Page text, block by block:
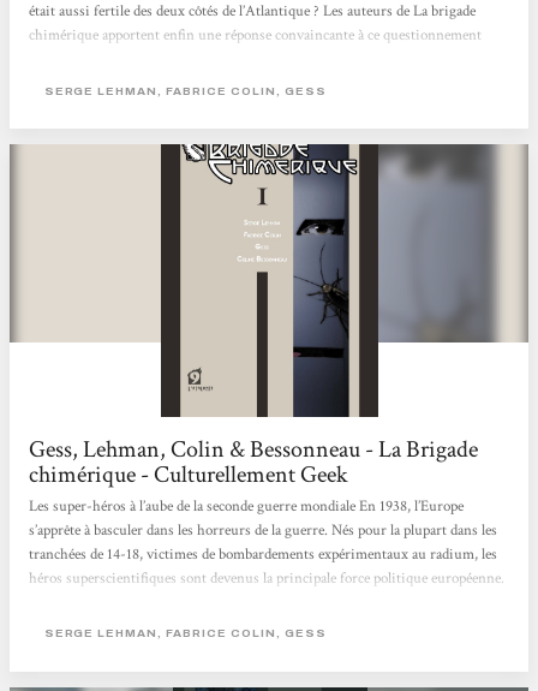
était aussi fertile des deux côtés de l’Atlantique ? Les auteurs de La brigade
chimérique apportent enfin une réponse convaincante à ce questionnement
et en expliquant pourquoi ils ont disparu à l’issue de la Deuxième Guerre
SERGE LEHMAN, FABRICE COLIN, GESS
Gess, Lehman, Colin & Bessonneau - La Brigade
chimérique - Culturellement Geek
Les super-héros à l’aube de la seconde guerre mondiale En 1938, l’Europe
s’apprête à basculer dans les horreurs de la guerre. Nés pour la plupart dans les
tranchées de 14-18, victimes de bombardements expérimentaux au radium, les
héros superscientifiques sont devenus la principale force politique européenne.
londonien, est le protecteur officiel de Paris, désigné dans des circonstances
SERGE LEHMAN, FABRICE COLIN, GESS